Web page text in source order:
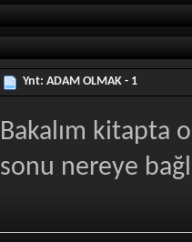
Ynt: ADAM OLMAK - 1
Bakalım kitapta
sonu nereye